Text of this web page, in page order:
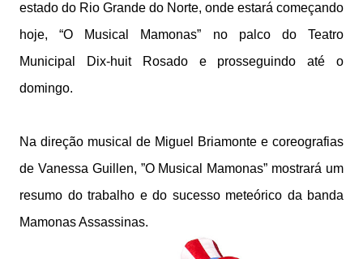
estado do Rio Grande do Norte, onde estará começando
hoje, “O Musical Mamonas” no palco do Teatro
Municipal Dix-huit Rosado e prosseguindo até o
domingo.
Na direção musical de Miguel Briamonte e coreografias
de Vanessa Guillen, ”O Musical Mamonas” mostrará um
resumo do trabalho e do sucesso meteórico da banda
Mamonas Assassinas.